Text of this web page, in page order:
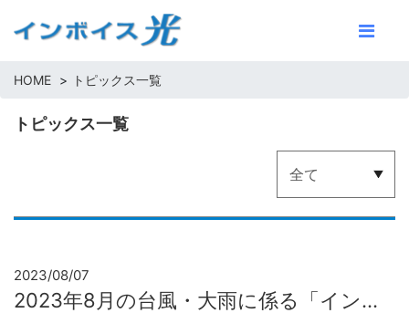
HOME トピックス一覧
トピックス一覧
2023/08/07
2023年8月の台風・大雨に係る「インボイス光」特別措置（NTT西日本エリア）